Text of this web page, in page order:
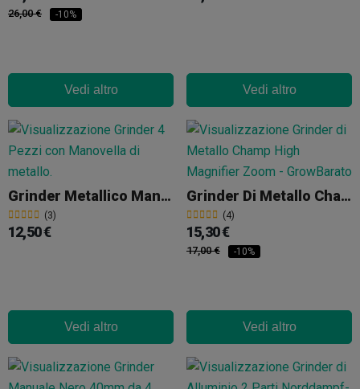
26,00 € -10%
Vedi altro Vedi altro
Grinder Metallico Manovella
(3)
12,50 €
Vedi altro
Grinder Di Metallo Champ High Magnifier Zoom Da 4 Piani 50 Mm
(4)
15,30 €
17,00 € -10%
Vedi altro